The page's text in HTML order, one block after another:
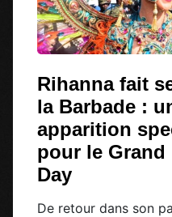
Rihanna fait
la Barbade :
apparition
pour le Grand
Day
De retour dans son